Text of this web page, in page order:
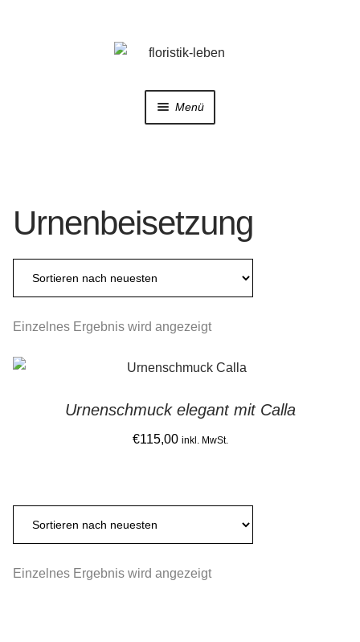
Menü
Trauerfloristik
Hochzeitsfloristik
Galerie
Gemein stark in der Region
Ausbildung bei Diana Pernek
Urnenbeisetzung
Einzelnes Ergebnis wird angezeigt
Urnenschmuck elegant mit Calla
€115,00 inkl. MwSt.
Einzelnes Ergebnis wird angezeigt